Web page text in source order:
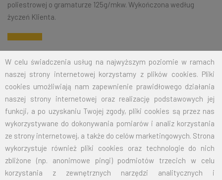
W celu świadczenia usług na najwyższym poziomie w ramach
naszej strony internetowej korzystamy z plików cookies. Pliki
cookies umożliwiają nam zapewnienie prawidłowego działania
naszej strony internetowej oraz realizację podstawowych jej
funkcji, a po uzyskaniu Twojej zgody, pliki cookies są przez nas
wykorzystywane do dokonywania pomiarów i analiz korzystania
ze strony internetowej, a także do celów marketingowych. Strona
wykorzystuje również pliki cookies oraz technologie do nich
zbliżone (np. anonimowe pingi) podmiotów trzecich w celu
korzystania z zewnętrznych narzędzi analitycznych i
poliestrowej o gramaturze 125g/mkw. Wykończona według
życzeń Klienta.
flagi. Przy zamówieniu większej ilości cena zostanie wyliczona
indywidualnie.
ROZMIAR CENA NETTO CENA BRUTTO
15X24 12,50 15,38
30X50 19,00 23,37
50X80 26,00 31,98